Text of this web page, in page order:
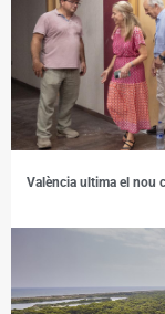
València ultima el nou